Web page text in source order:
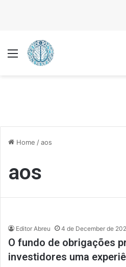
Menu
Home /aos
aos
Editor Abreu 4 de December de
O fundo de obrigações
investidores uma